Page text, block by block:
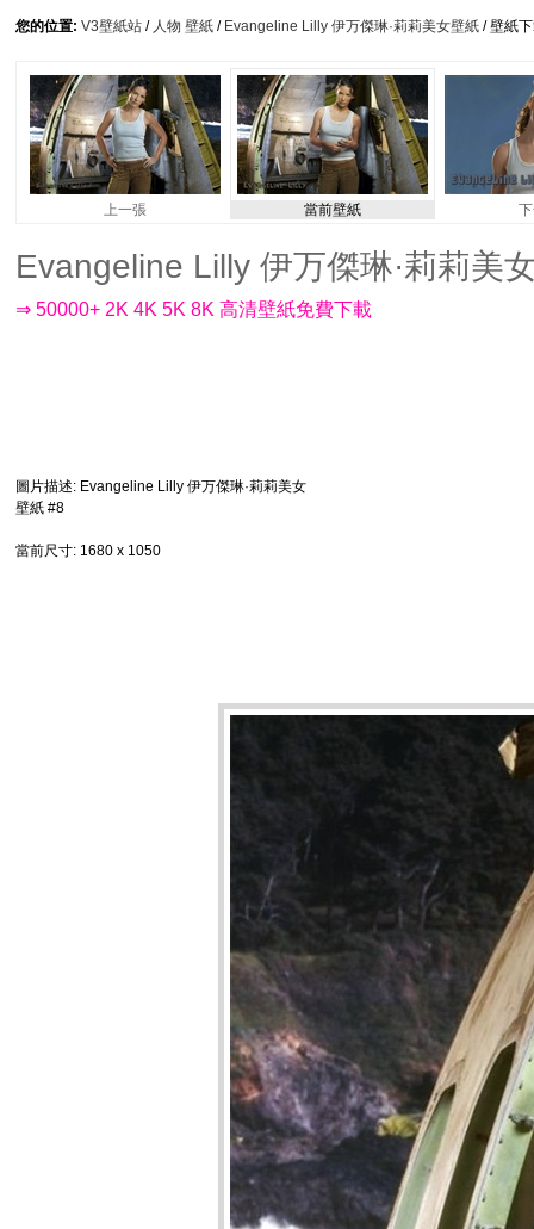
您的位置: V3壁紙站 / 人物 壁紙 / Evangeline Lilly 伊万傑琳·莉莉美女壁紙 / 壁紙
上一張 當前壁紙
Evangeline Lilly 伊万傑琳·莉莉美
⇒ 50000+ 2K 4K 5K 8K 高清壁紙免費下載
圖片描述: Evangeline Lilly 伊万傑琳·莉莉美女
壁紙 #8
當前尺寸: 1680 x 1050